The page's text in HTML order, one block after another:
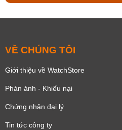
VỀ CHÚNG TÔI
Giới thiệu về WatchStore
Phản ánh - Khiếu nại
Chứng nhận đại lý
Tin tức công ty